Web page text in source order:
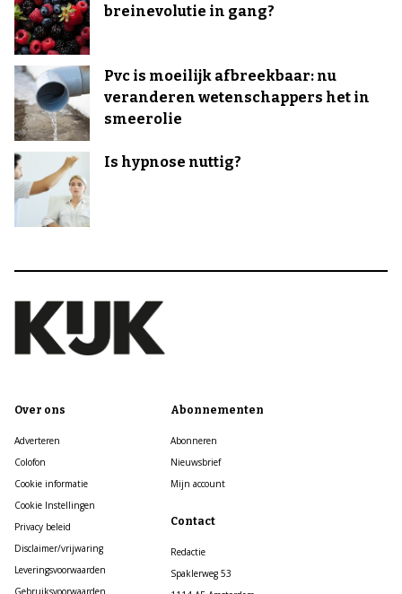
breinevolutie in gang?
Pvc is moeilijk afbreekbaar: nu
veranderen wetenschappers het in
smeerolie
Is hypnose nuttig?
Over ons
Adverteren
Colofon
Cookie informatie
Cookie Instellingen
Privacy beleid
Disclaimer/vrijwaring
Leveringsvoorwaarden
Abonnementen
Abonneren
Nieuwsbrief
Mijn account
Contact
Redactie
Spaklerweg 53